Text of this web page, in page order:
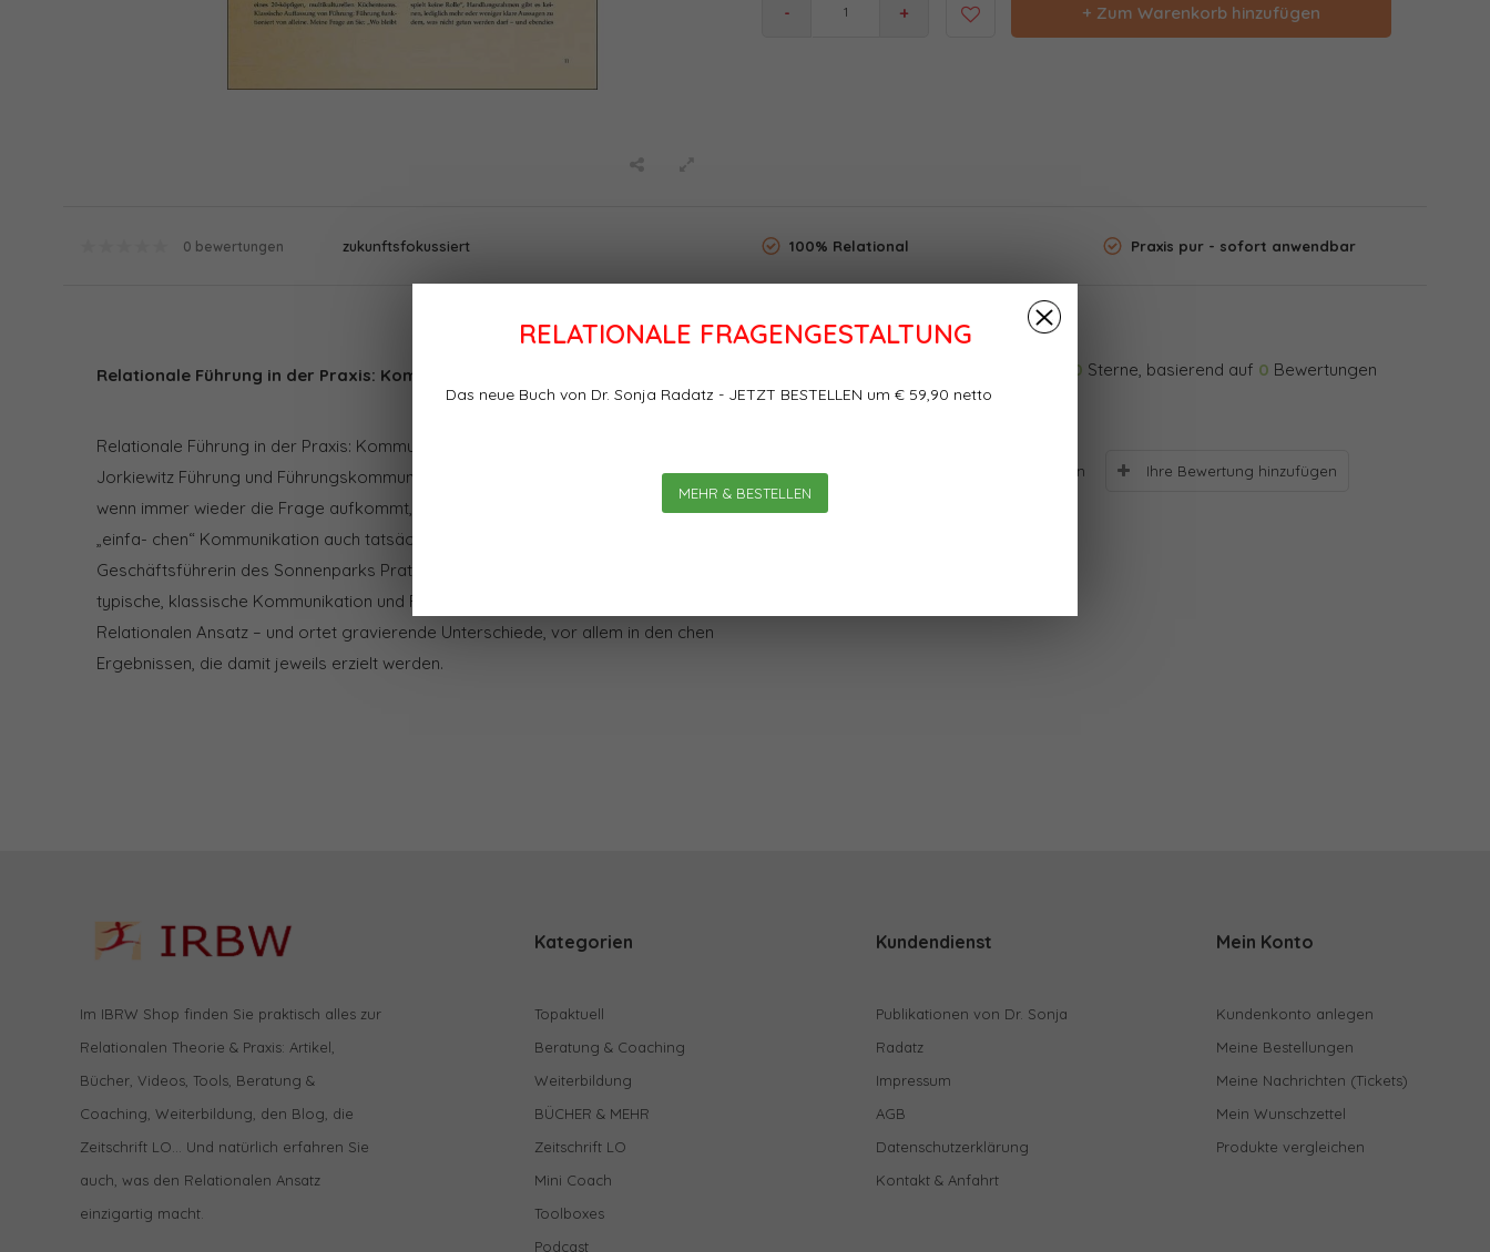
RELATIONALE FRAGENGESTALTUNG
Das neue Buch von Dr. Sonja Radatz - JETZT BESTELLEN um € 59,90 netto
MEHR & BESTELLEN
- + + Zum Warenkorb hinzufügen
0 bewertungen zukunftsfokussiert 100% Relational Praxis pur - sofort anwendbar
Relationale Führung in der Praxis: Kommunikation als sinnvoller Dialog
Relationale Führung in der Praxis: Kommunikation als sinnvoller Dialog von Heike
Jorkiewitz Führung und Führungskommunikation scheinen einfach zu sein – auch
wenn immer wieder die Frage aufkommt, ob wir mit dieser aktuell gelebten,
„einfa- chen“ Kommunikation auch tatsächlich unsere Ergebnisse erzielen. Die
Geschäftsführerin des Sonnenparks Pratteln, Heike Jorkiewitz, vergleicht die
typische, klassische Kommunikation und Führungsgestaltung mit jener im
Relationalen Ansatz – und ortet gravierende Unterschiede, vor allem in den chen
Ergebnissen, die damit jeweils erzielt werden.
0 Sterne, basierend auf 0 Bewertungen
0Sterne, basierend auf Bewertungen Ihre Bewertung hinzufügen
Im IBRW Shop finden Sie praktisch alles zur
Relationalen Theorie & Praxis: Artikel,
Bücher, Videos, Tools, Beratung &
Coaching, Weiterbildung, den Blog, die
Zeitschrift LO… Und natürlich erfahren Sie
auch, was den Relationalen Ansatz
einzigartig macht.
Kategorien
Topaktuell
Beratung & Coaching
Weiterbildung
BÜCHER & MEHR
Zeitschrift LO
Mini Coach
Toolboxes
Podcast
Kundendienst
Publikationen von Dr. Sonja
Radatz
Impressum
AGB
Datenschutzerklärung
Kontakt & Anfahrt
Mein Konto
Kundenkonto anlegen
Meine Bestellungen
Meine Nachrichten (Tickets)
Mein Wunschzettel
Produkte vergleichen